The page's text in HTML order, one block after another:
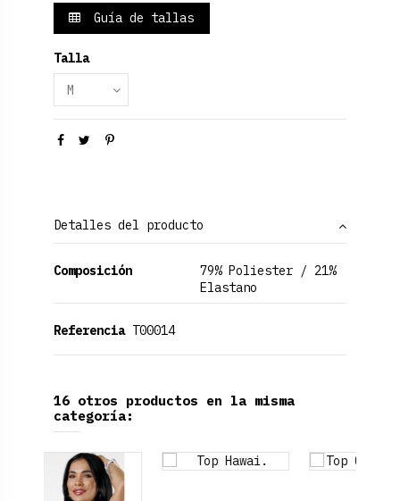
Guía de tallas
Talla
Detalles del producto
Composición
79% Poliester / 21%
Elastano
Referencia T00014
16 otros productos en la misma
categoría: